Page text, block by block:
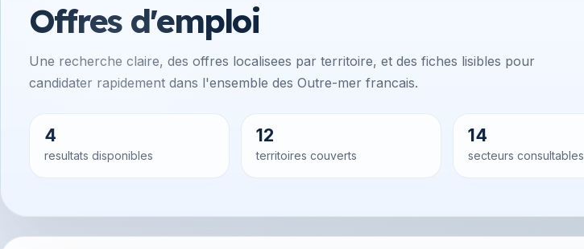
Offres d'emploi
Une recherche claire, des offres localisees par territoire, et des fiches lisibles pour
candidater rapidement dans l'ensemble des Outre-mer francais.
4
resultats disponibles
12
territoires couverts
14
secteurs consultables